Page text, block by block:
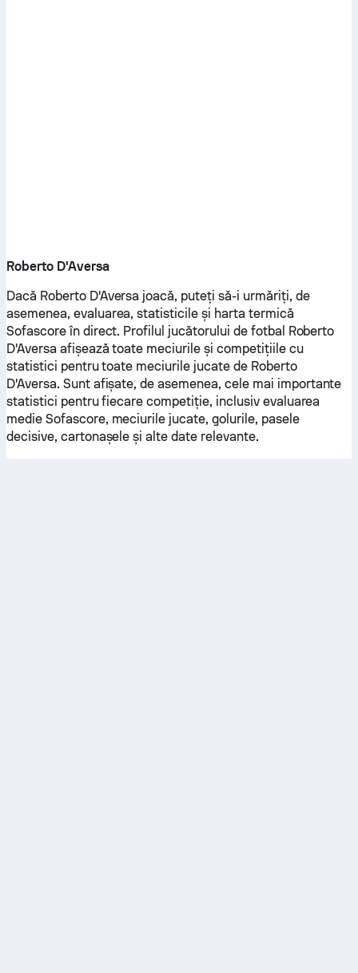
Roberto D'Aversa
Dacă Roberto D'Aversa joacă, puteți să-i urmăriți, de
asemenea, evaluarea, statisticile și harta termică
Sofascore în direct. Profilul jucătorului de fotbal Roberto
D'Aversa afișează toate meciurile și competițiile cu
statistici pentru toate meciurile jucate de Roberto
D'Aversa. Sunt afișate, de asemenea, cele mai importante
statistici pentru fiecare competiție, inclusiv evaluarea
medie Sofascore, meciurile jucate, golurile, pasele
decisive, cartonașele și alte date relevante.